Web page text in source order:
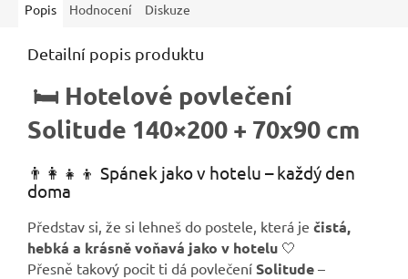
Popis Hodnocení Diskuze
Detailní popis produktu
🛏️ Hotelové povlečení
Solitude 140×200 + 70x90 cm
👨‍👩‍👧‍👦 Spánek jako v hotelu – každý den
doma
Představ si, že si lehneš do postele, která je čistá,
hebká a krásně voňavá jako v hotelu 🤍
Přesně takový pocit ti dá povlečení Solitude –